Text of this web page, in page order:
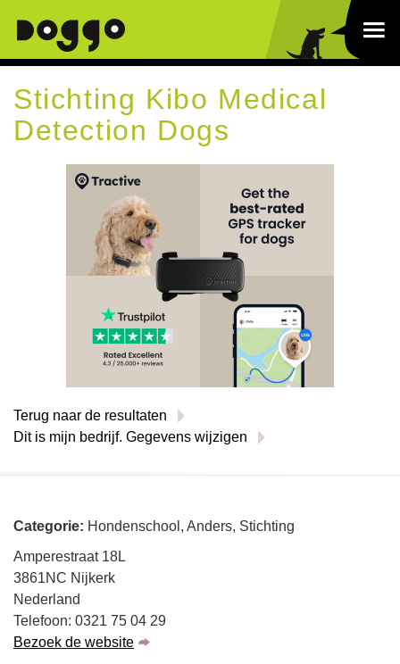
Stichting Kibo Medical
Detection Dogs
Terug naar de resultaten
Dit is mijn bedrijf. Gegevens wijzigen
Categorie: Hondenschool, Anders, Stichting
Amperestraat 18L
3861NC Nijkerk
Nederland
Telefoon: 0321 75 04 29
Bezoek de website